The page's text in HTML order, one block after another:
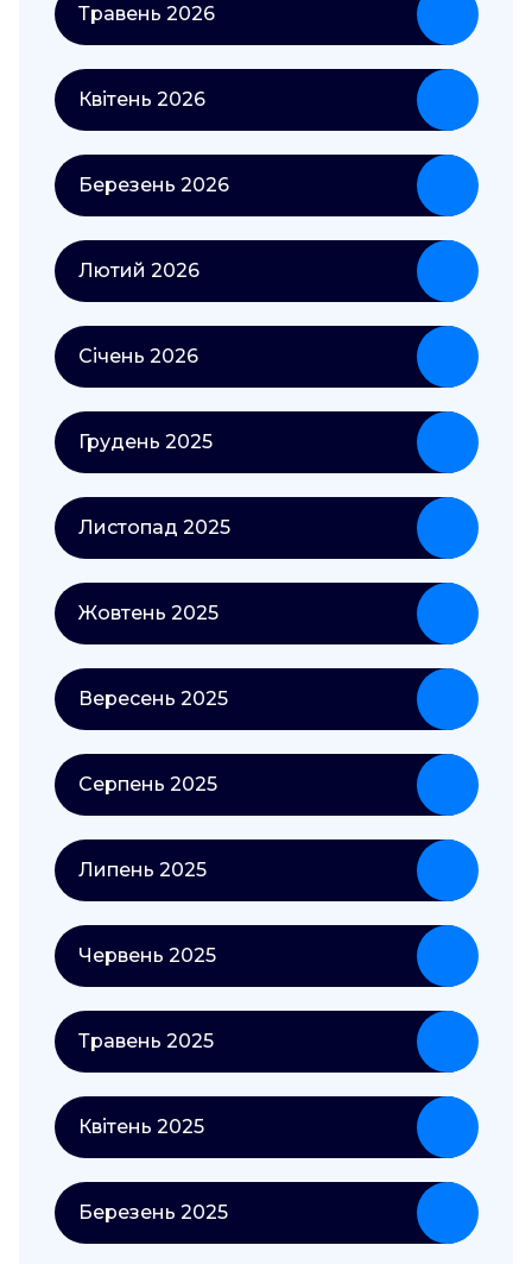
Травень 2026
Квітень 2026
Березень 2026
Лютий 2026
Січень 2026
Грудень 2025
Листопад 2025
Жовтень 2025
Вересень 2025
Серпень 2025
Липень 2025
Червень 2025
Травень 2025
Квітень 2025
Березень 2025